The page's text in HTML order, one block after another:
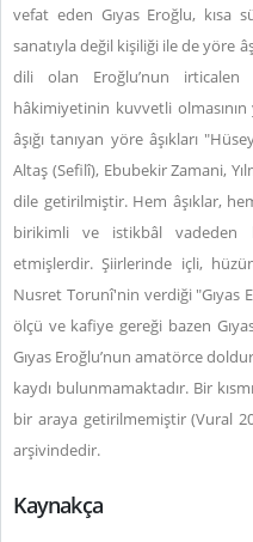
vefat eden Gıyas Eroğlu, kısa
sanatıyla değil kişiliği ile de yöre
dili olan Eroğlu’nun
hâkimiyetinin kuvvetli
âşığı tanıyan yöre âşıkları
Altaş (Sefilî), Ebubekir Zamani,
dile getirilmiştir. Hem âşıklar,
birikimli ve istikbâl vadeden
etmişlerdir. Şiirlerinde içli,
Nusret Torunî'nin verdiği "Gıyas
ölçü ve kafiye gereği bazen
Gıyas Eroğlu’nun amatörce
kaydı bulunmamaktadır. Bir
bir araya getirilmemiştir (Vural
arşivindedir.
Kaynakça